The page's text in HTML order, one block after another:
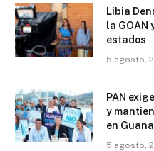
Libia
la GOAN
estados
5 agosto,
PAN
y
en
5 agosto,